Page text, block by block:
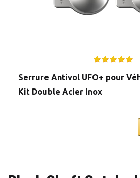
Serrure Antivol UFO+ pour
Kit Double Acier Inox